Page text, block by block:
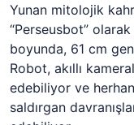
Yunan mitolojik
“Perseusbot”
boyunda, 61 cm
Robot, akıllı
edebiliyor ve
saldırgan